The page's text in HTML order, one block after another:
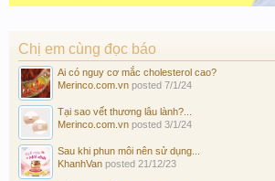
Chị em cùng đọc báo
Ai có nguy cơ mắc cholesterol cao?
Merinco.com.vn posted 7/1/24
Tại sao vết thương lâu lành?...
Merinco.com.vn posted 3/1/24
Sau khi phun môi nên sử dụng...
KhanhVan posted 21/12/23